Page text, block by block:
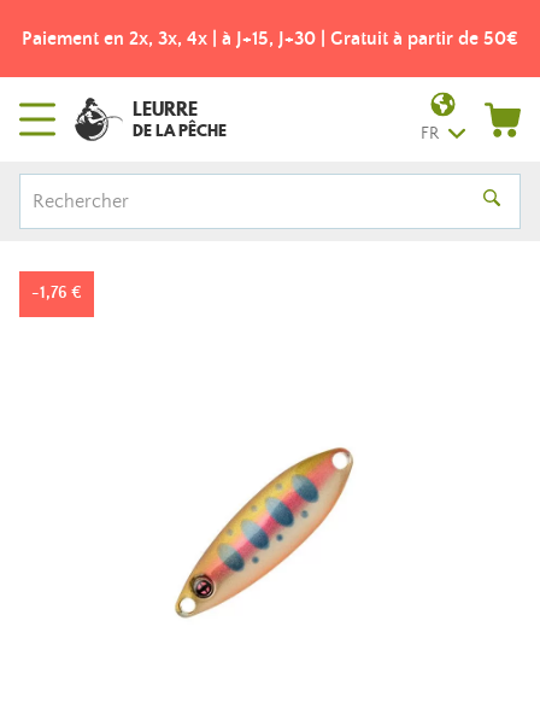
| à J+15, J+30 | Gratuit à partir de 50€ Frais de port
LEURRE
DE LA PÊCHE FR
-1,76 €